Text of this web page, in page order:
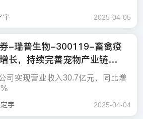
，完善宠物大健康布局的瑞普生
局科学精细化养宠带动的宠物保健
提出打造陪伴机器宠物的科大讯
行AI情感陪伴机器人的汤姆猫；
股份、贝因美、联合利华、阿里巴
优品。
书，自主研发的猫三联疫苗瑞喵舒
垄断，国内首款犬猫通用环孢素环
疫苗、犬四联活疫苗等核心产品研
渠道端，公司控股中瑞供应链56.31
商渠道。
、6.90亿元，同比分别增长40.4
、28.67%，对应PE分别为21、
把控长期发展方向，传统经济动物
增长，新兴宠物业务方面一步步垒
：新品上市不及预期、突发重大动
市场竞争加剧
此报告不错，请分享到微信朋友
作者写出更好的文章！
（同比-2.78pct）；宠物供应链毛
（同比+0.89pct）。费用方面，
年销售/管理/研发/财务费用分别为
1.97/0.27亿元，同比分别+9.99%/+
+32.39%。
稳健发展，畜用板块补齐短板
年禽用制品实现收入10.76亿元
）,禽用活疫苗销量222.90亿
比+8.15%），禽用灭活疫苗26.55
同比+22.45%），禽用板块公司竞
收入2.11亿元（同比+49.78%）,畜
有待发力，产业并购加速
：
司实现营业收入30.7亿元，同比增
2024年年度报告：2024年公司实现
30.7亿元，同比增长13.32%；实现
润3.01亿元，同比减少33.70%，主
及原料药的收入和利润下滑，以及
，2024年Q1-Q4公司营业收入分别
宇 2025-04-05
-瑞普生物-300119-畜禽疫
长，持续完善宠物产业链布
司实现营业收入30.7亿元，同比增
2024年年度报告：2024年公司实现
宇 2025-04-04